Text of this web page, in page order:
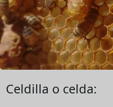
Celdilla o celda: